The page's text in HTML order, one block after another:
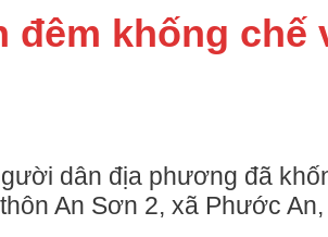
đêm khống chế
dân địa phương đã
An Sơn 2, xã Phước